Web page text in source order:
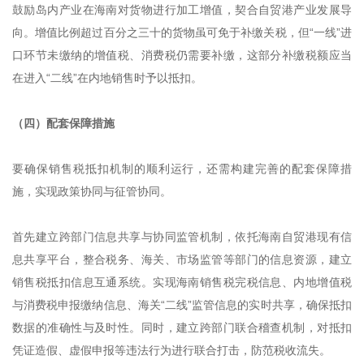
鼓励岛内产业在海南对货物进行加工增值，契合自贸港产业发展导
向。增值比例超过百分之三十的货物虽可免于补缴关税，但“一线”进
口环节未缴纳的增值税、消费税仍需要补缴，这部分补缴税额应当
在进入“二线”在内地销售时予以抵扣。
（四）配套保障措施
要确保销售税抵扣机制的顺利运行，还需构建完善的配套保障措
施，实现政策协同与征管协同。
首先建立跨部门信息共享与协同监管机制，依托海南自贸港现有信
息共享平台，整合税务、海关、市场监管等部门的信息资源，建立
销售税抵扣信息互通系统。实现海南销售税完税信息、内地增值税
与消费税申报缴纳信息、海关“二线”监管信息的实时共享，确保抵扣
数据的准确性与及时性。同时，建立跨部门联合稽查机制，对抵扣
凭证造假、虚假申报等违法行为进行联合打击，防范税收流失。